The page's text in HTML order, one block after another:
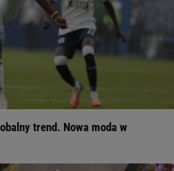
trend. Nowa moda w